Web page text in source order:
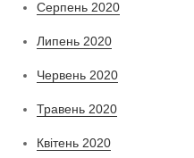
Серпень 2020
Липень 2020
Червень 2020
Травень 2020
Квітень 2020